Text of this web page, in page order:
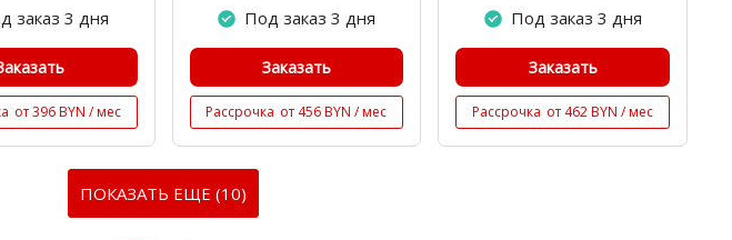
заказ 3 дня
от 396 BYN / мес
Под заказ 3 дня
Заказать
Рассрочка от 456 BYN / мес
Под заказ 3 дня
Заказать
Рассрочка от 462 BYN / мес
ПОКАЗАТЬ ЕЩЕ (10)